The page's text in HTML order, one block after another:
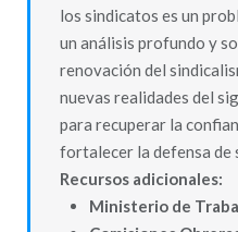
los sindicatos es un
un análisis profundo y
renovación del
nuevas realidades del
para recuperar la
fortalecer la defensa de
Recursos adicionales:
Ministerio de